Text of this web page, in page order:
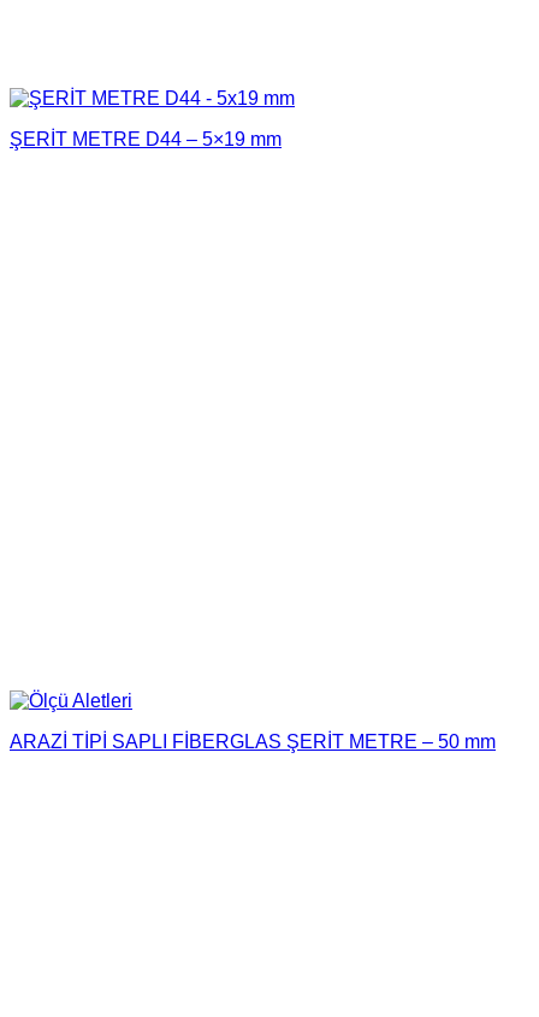
ŞERİT METRE D44 – 5×19 mm
ARAZİ TİPİ SAPLI FİBERGLAS ŞERİT METRE – 50 mm